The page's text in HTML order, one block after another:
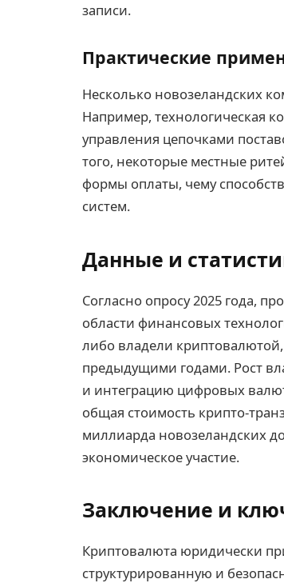
записи.
Практические
Несколько новозеландских
Например, технологическая
управления цепочками
того, некоторые местные
формы оплаты, чему
систем.
Данные и
Согласно опросу 2025 года,
области финансовых
либо владели
предыдущими годами. Рост
и интеграцию цифровых
общая стоимость крипто-
миллиарда новозеландских
экономическое участие.
Заключение и
Криптовалюта юридически
структурированную и